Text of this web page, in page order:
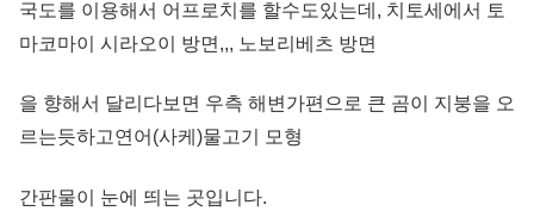
국도를 이용해서 어프로치를 할수도있는데, 치토세에서 토
마코마이 시라오이 방면,,, 노보리베츠 방면
을 향해서 달리다보면 우측 해변가편으로 큰 곰이 지붕을 오
르는듯하고연어(사케)물고기 모형
간판물이 눈에 띄는 곳입니다.